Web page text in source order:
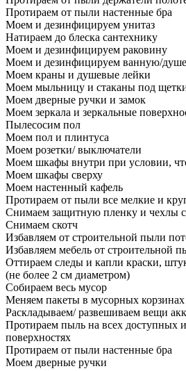
Протираем от пыли настенные бра
Моем и дезинфицируем унитаз
Натираем до блеска сантехнику
Моем и дезинфицируем раковину
Моем и дезинфицируем ванную/
Моем краны и душевые лейки
Моем мыльницу и стаканы под
Моем дверные ручки и замок
Моем зеркала и зеркальные
Пылесосим пол
Моем пол и плинтуса
Моем розетки/ выключатели
Моем шкафы внутри при условии,
Моем шкафы сверху
Моем настенный кафель
Протираем от пыли все мелкие и
Снимаем защитную пленку и чехлы
Снимаем скотч
Избавляем от строительной пыли
Избавляем мебель от строительной
Оттираем следы и капли краски,
(не более 2 см диаметром)
Собираем весь мусор
Меняем пакеты в мусорных корзинах
Раскладываем/ развешиваем вещи
Протираем пыль на всех доступных
поверхностях
Протираем от пыли настенные бра
Моем дверные ручки